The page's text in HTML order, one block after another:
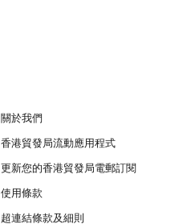
關於我們
香港貿發局流動應用程式
更新您的香港貿發局電郵訂閱
使用條款
超連結條款及細則